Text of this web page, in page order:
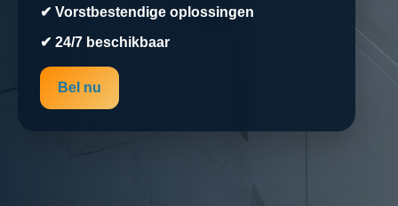
✔ Vorstbestendige oplossingen
✔ 24/7 beschikbaar
Bel nu